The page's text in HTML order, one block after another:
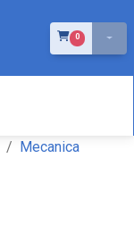
0ÍTEMS EN EL
Mecanica